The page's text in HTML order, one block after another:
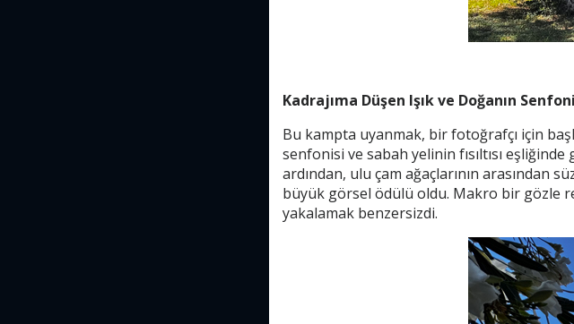
Kadrajıma Düşen Işık ve Doğanın
Bu kampta uyanmak, bir fotoğrafçı için
senfonisi ve sabah yelinin fısıltısı
ardından, ulu çam ağaçlarının arasından
büyük görsel ödülü oldu. Makro bir gözle
yakalamak benzersizdi.